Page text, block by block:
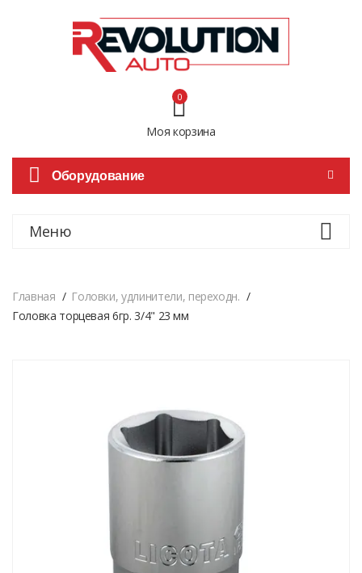
Моя корзина
0
Оборудование
Меню
Главная
Головки, удлинители, переходн.
Головка торцевая 6гр. 3/4" 23 мм